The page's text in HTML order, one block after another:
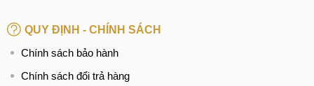
QUY ĐỊNH - CHÍNH SÁCH
Chính sách bảo hành
Chính sách đổi trả hàng